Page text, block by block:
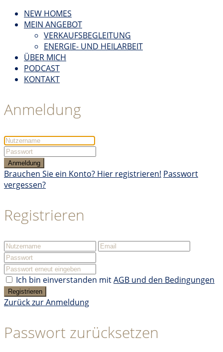
NEW HOMES
MEIN ANGEBOT
VERKAUFSBEGLEITUNG
ENERGIE- UND HEILARBEIT
ÜBER MICH
PODCAST
KONTAKT
Anmeldung
Anmeldung
Brauchen Sie ein Konto? Hier registrieren! Passwort
vergessen?
Registrieren
Ich bin einverstanden mitAGB und den Bedingungen
Registrieren
Zurück zur Anmeldung
Passwort zurücksetzen